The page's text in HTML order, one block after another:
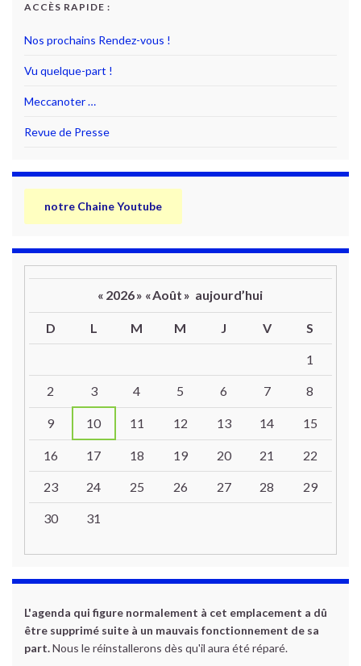
ACCÈS RAPIDE :
Nos prochains Rendez-vous !
Vu quelque-part !
Meccanoter …
Revue de Presse
notre Chaine Youtube
« 2026» «Août » aujourd’hui
D L M M J V S
1
2 3 4 5 6 7 8
9 10 11 12 13 14 15
16 17 18 19 20 21 22
23 24 25 26 27 28 29
30 31
L'agenda qui figure normalement à cet emplacement a dû
être supprimé suite à un mauvais fonctionnement de sa
part.Nous le réinstallerons dès qu'il aura été réparé.